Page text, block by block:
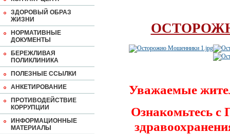
ЗДОРОВЫЙ ОБРАЗ
ЖИЗНИ
НОРМАТИВНЫЕ
ДОКУМЕНТЫ
БЕРЕЖЛИВАЯ
ПОЛИКЛИНИКА
ПОЛЕЗНЫЕ ССЫЛКИ
АНКЕТИРОВАНИЕ
ПРОТИВОДЕЙСТВИЕ
КОРРУПЦИИ
ИНФОРМАЦИОННЫЕ
МАТЕРИАЛЫ
Уважаемые
Ознакомьтесь